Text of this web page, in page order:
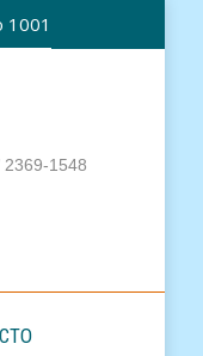
1001
2369-1548